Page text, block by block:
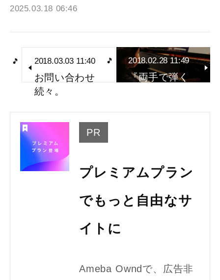
2025.03.18 06:46
2018.03.03 11:40
お問い合わせ
続々。
2018.02.28 11:49
『両手で弾く
PR
プレミアムプラン
でもっと自由なサ
イトに
Ameba Owndで、広告非